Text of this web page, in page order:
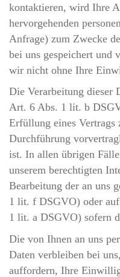
kontaktieren, wird Ihre
hervorgehenden
Anfrage) zum Zwecke
bei uns gespeichert und
wir nicht ohne Ihre
Die Verarbeitung dieser
Art. 6 Abs. 1 lit. b
Erfüllung eines Vertrags
Durchführung
ist. In allen übrigen
unserem berechtigten
Bearbeitung der an uns
1 lit. f DSGVO) oder
1 lit. a DSGVO) sofern
Die von Ihnen an uns
Daten verbleiben bei
auffordern, Ihre